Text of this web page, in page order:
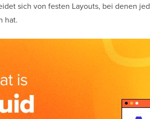
sich von festen Layouts, bei denen
hat.